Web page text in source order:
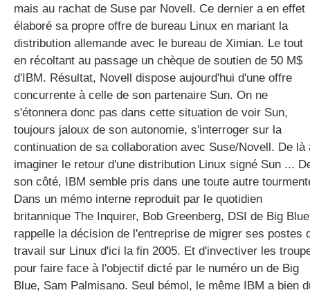
mais au rachat de Suse par Novell. Ce dernier a en effet
élaboré sa propre offre de bureau Linux en mariant la
distribution allemande avec le bureau de Ximian. Le tout
en récoltant au passage un chèque de soutien de 50 M$
d'IBM. Résultat, Novell dispose aujourd'hui d'une offre
concurrente à celle de son partenaire Sun. On ne
s'étonnera donc pas dans cette situation de voir Sun,
toujours jaloux de son autonomie, s'interroger sur la
continuation de sa collaboration avec Suse/Novell. De là
imaginer le retour d'une distribution Linux signé Sun ...
son côté, IBM semble pris dans une toute autre
Dans un mémo interne reproduit par le quotidien
britannique The Inquirer, Bob Greenberg, DSI de Big
rappelle la décision de l'entreprise de migrer ses postes
travail sur Linux d'ici la fin 2005. Et d'invectiver les
pour faire face à l'objectif dicté par le numéro un de Big
Blue, Sam Palmisano. Seul bémol, le même IBM a bien